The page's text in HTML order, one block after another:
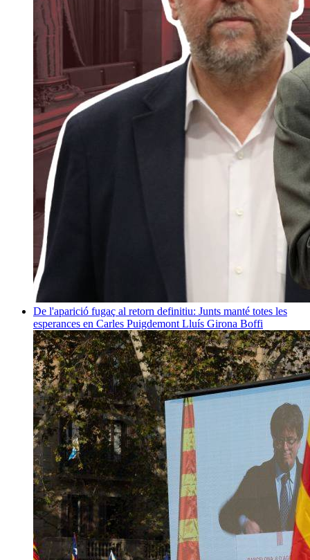
De l'aparició fugaç al retorn definitiu: Junts manté totes les
esperances en Carles Puigdemont Lluís Girona Boffi